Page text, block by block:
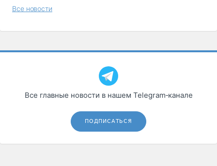
Все новости
Все главные новости в нашем Telegram‑канале
ПОДПИСАТЬСЯ